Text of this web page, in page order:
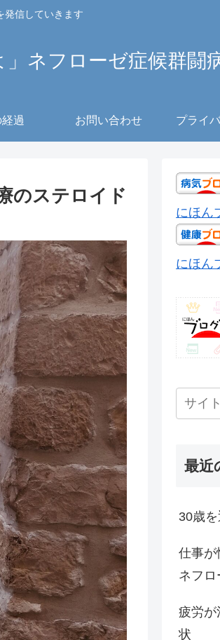
発信していきます
」ネフローゼ症候群闘
過 お問い合わせ プライ
のステロイド
にほん
にほん
最近
30歳
仕事
ネフロ
疲労が
状